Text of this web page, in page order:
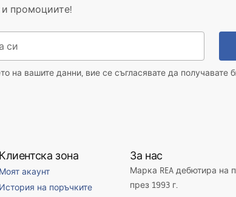
и промоциите!
на вашите данни, вие се съгласявате да получавате
Клиентска зона
Моят акаунт
История на поръчките
За нас
Марка REA дебютира на
през 1993 г.